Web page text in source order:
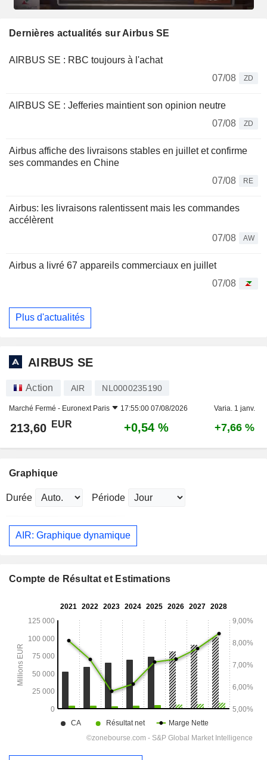
Dernières actualités sur Airbus SE
AIRBUS SE : RBC toujours à l'achat
07/08
ZD
AIRBUS SE : Jefferies maintient son opinion neutre
07/08
ZD
Airbus affiche des livraisons stables en juillet et confirme
ses commandes en Chine
07/08
RE
Airbus: les livraisons ralentissent mais les commandes
accélèrent
07/08
AW
Airbus a livré 67 appareils commerciaux en juillet
07/08
Plus d'actualités
AIRBUS SE
Action AIR NL0000235190
Marché Fermé - Euronext Paris 17:55:00 07/08/2026 Varia. 1 janv.
213,60 EUR +0,54 % +7,66 %
Graphique
Durée Période
AIR: Graphique dynamique
Compte de Résultat et Estimations